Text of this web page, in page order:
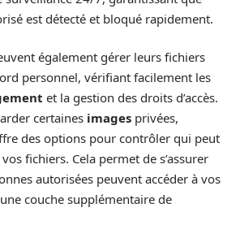
est détecté et bloqué rapidement.
également gérer leurs fichiers
personnel, vérifiant facilement les
et la gestion des droits d’accès.
certaines images privées,
des options pour contrôler qui peut
fichiers. Cela permet de s’assurer
autorisées peuvent accéder à vos
couche supplémentaire de